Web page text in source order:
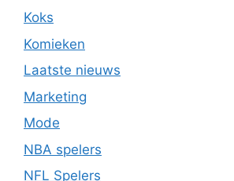
Koks
Komieken
Laatste nieuws
Marketing
Mode
NBA spelers
NFL Spelers